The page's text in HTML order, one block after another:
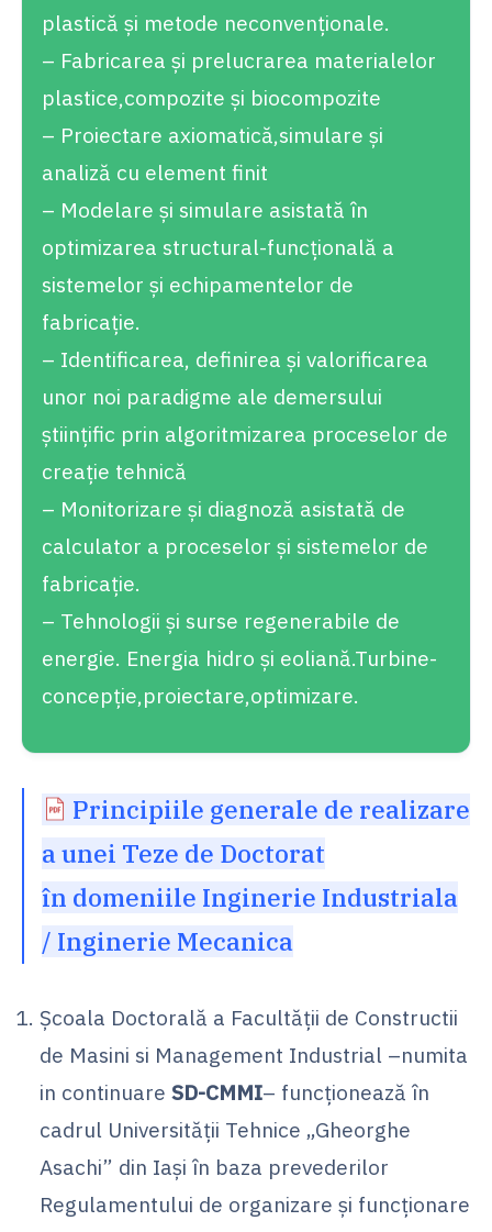
plastică și metode neconvenționale.
– Fabricarea și prelucrarea materialelor
plastice,compozite și biocompozite
– Proiectare axiomatică,simulare și
analiză cu element finit
– Modelare şi simulare asistată în
optimizarea structural-funcţională a
sistemelor şi echipamentelor de
fabricaţie.
– Identificarea, definirea şi valorificarea
unor noi paradigme ale demersului
ştiinţific prin algoritmizarea proceselor de
creaţie tehnică
– Monitorizare şi diagnoză asistată de
calculator a proceselor şi sistemelor de
fabricaţie.
– Tehnologii și surse regenerabile de
energie. Energia hidro și eoliană.Turbine-
concepție,proiectare,optimizare.
Principiile generale de realizare
a unei Teze de Doctorat
în domeniile Inginerie Industriala
/ Inginerie Mecanica
Şcoala Doctorală a Facultăţii de Constructii
de Masini si Management Industrial –numita
in continuare SD-CMMI– funcţionează în
cadrul Universităţii Tehnice „Gheorghe
Asachi” din Iaşi în baza prevederilor
Regulamentului de organizare şi funcţionare